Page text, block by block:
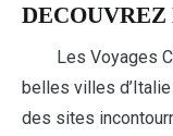
Les Voyages
belles villes
des sites